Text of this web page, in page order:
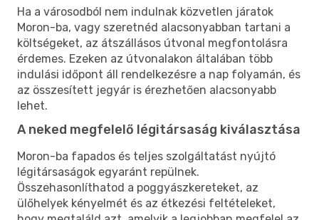
Ha a városodból nem indulnak közvetlen járatok
Moron-ba, vagy szeretnéd alacsonyabban tartani a
költségeket, az átszállásos útvonal megfontolásra
érdemes. Ezeken az útvonalakon általában több
indulási időpont áll rendelkezésre a nap folyamán, és
az összesített jegyár is érezhetően alacsonyabb
lehet.
A neked megfelelő légitársaság kiválasztása
Moron-ba fapados és teljes szolgáltatást nyújtó
légitársaságok egyaránt repülnek.
Összehasonlíthatod a poggyászkereteket, az
ülőhelyek kényelmét és az étkezési feltételeket,